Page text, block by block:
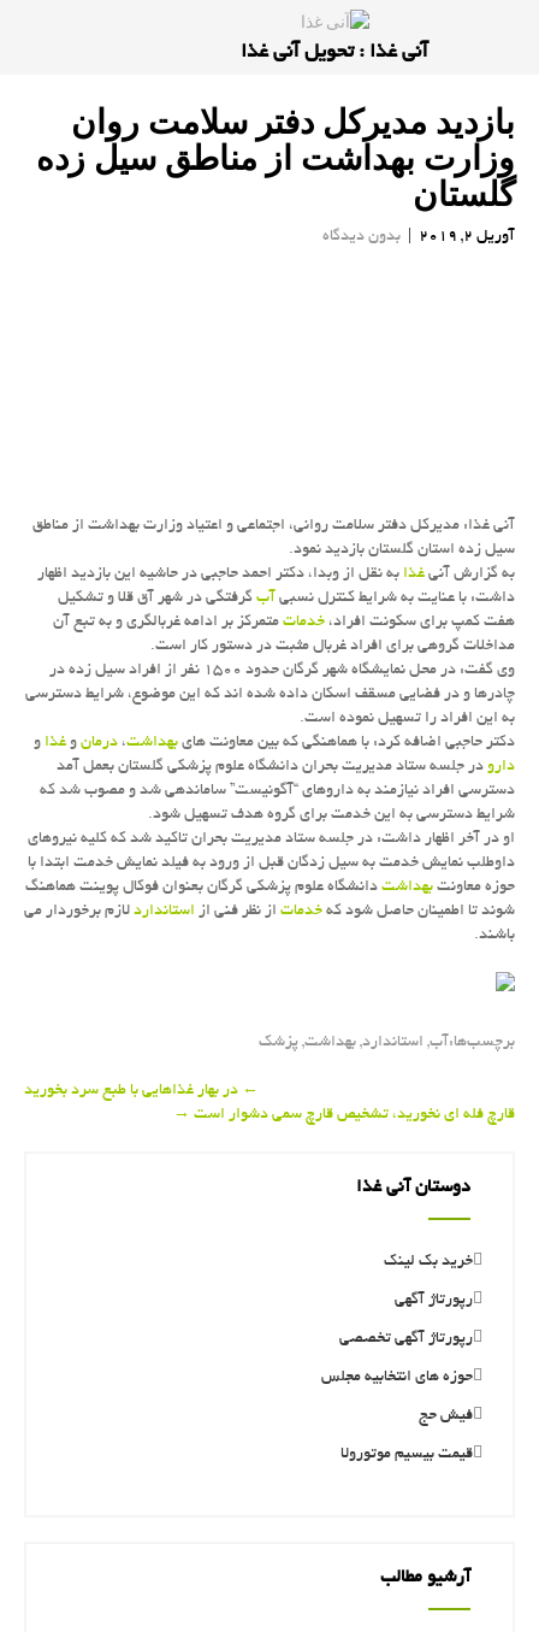
آنی غذا : تحویل آنی غذا
بازدید مدیركل دفتر سلامت روان
وزارت بهداشت از مناطق سیل زده
گلستان
آوریل 2, 2019 | بدون دیدگاه
آنی غذا: مدیركل دفتر سلامت روانی، اجتماعی و اعتیاد وزارت بهداشت از مناطق
سیل زده استان گلستان بازدید نمود.
به گزارش آنیغذابه نقل از وبدا، دكتر احمد حاجبی در حاشیه این بازدید اظهار
داشت: با عنایت به شرایط كنترل نسبیآبگرفتگی در شهر آق قلا و تشكیل
هفت كمپ برای سكونت افراد،خدماتمتمركز بر ادامه غربالگری و به تبع آن
مداخلات گروهی برای افراد غربال مثبت در دستور كار است.
وی گفت: در محل نمایشگاه شهر گرگان حدود ۱۵۰۰ نفر از افراد سیل زده در
چادرها و در فضایی مسقف اسكان داده شده اند كه این موضوع، شرایط دسترسی
به این افراد را تسهیل نموده است.
دكتر حاجبی اضافه كرد: با هماهنگی كه بین معاونت هایبهداشت،درمانوغذاو
دارودر جلسه ستاد مدیریت بحران دانشگاه علوم پزشكی گلستان بعمل آمد
دسترسی افراد نیازمند به داروهای “آگونیست” ساماندهی شد و مصوب شد كه
شرایط دسترسی به این خدمت برای گروه هدف تسهیل شود.
او در آخر اظهار داشت: در جلسه ستاد مدیریت بحران تاكید شد كه كلیه نیروهای
داوطلب نمایش خدمت به سیل زدگان قبل از ورود به فیلد نمایش خدمت ابتدا با
حوزه معاونتبهداشتدانشگاه علوم پزشكی گرگان بعنوان فوكال پوینت هماهنگ
شوند تا اطمینان حاصل شود كهخدماتاز نظر فنی ازاستانداردلازم برخوردار می
باشند.
برچسب‌ها:آب,استاندارد,بهداشت,پزشك
navigation
←در بهار غذاهایی با طبع سرد بخورید
قارچ فله ای نخورید، تشخیص قارچ سمی دشوار است→
دوستان آنی غذا
خرید بک لینک
رپورتاژ آگهی
رپورتاژ آگهی تخصصی
حوزه های انتخابیه مجلس
فیش حج
قیمت بیسیم موتورولا
آرشیو مطالب